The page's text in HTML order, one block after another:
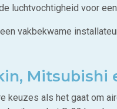
luchtvochtigheid voor
vakbekwame
Mitsubishi
keuzes als het gaat om